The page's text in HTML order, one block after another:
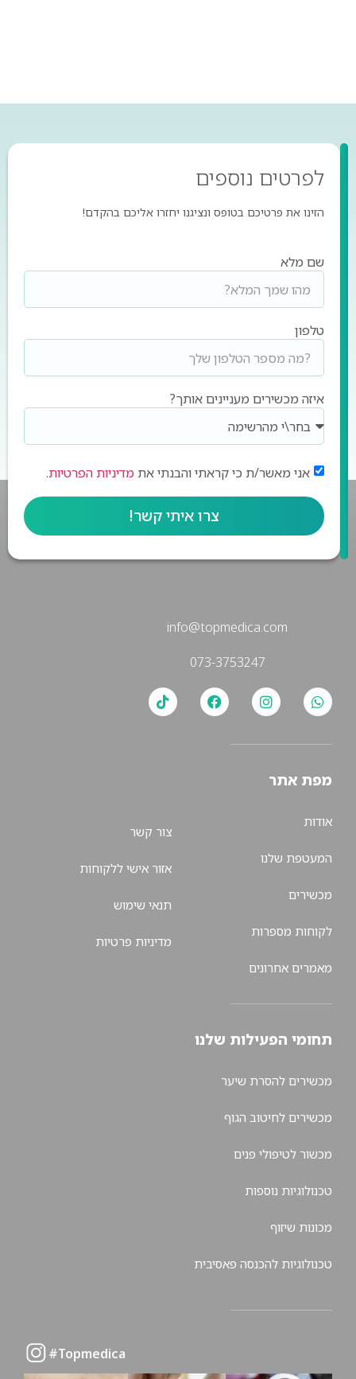
לפרטים נוספים
הזינו את פרטיכם בטופס ונציגנו יחזרו אליכם בהקדם!
שם מלא
טלפון
איזה מכשירים מעניינים אותך?
אני מאשר/ת כי קראתי והבנתי את מדיניות הפרטיות.
צרו איתי קשר!
מפת אתר
אודות
המעטפת שלנו
מכשירים
לקוחות מספרות
מאמרים אחרונים
צור קשר
אזור אישי ללקוחות
תנאי שימוש
מדיניות פרטיות
תחומי הפעילות שלנו
מכשירים להסרת שיער
מכשירים לחיטוב הגוף
מכשור לטיפולי פנים
טכנולוגיות נוספות
מכונות שיזוף
טכנולוגיות להכנסה פאסיבית
Topmedica#
info@topmedica.com
073-3753247